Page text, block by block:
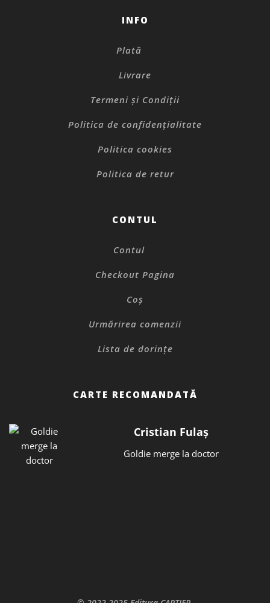
INFO
Plată
Livrare
Termeni și Condiții
Politica de confidențialitate
Politica cookies
Politica de retur
CONTUL
Contul
Checkout Pagina
Coș
Urmărirea comenzii
Lista de dorințe
CARTE RECOMANDATĂ
Cristian Fulaș
Goldie merge la doctor